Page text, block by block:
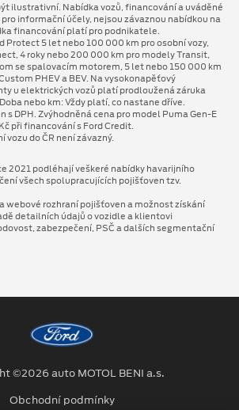
ilustrativní. Nabídka vozů, financování a uváděné
informační účely, nejsou závaznou nabídkou na
financování platí pro podnikatele.
Protect 5 let nebo 100 000 km pro osobní vozy,
4 roky nebo 200 000 km pro modely Transit,
se spalovacím motorem, 5 let nebo 150 000 km
PHEV a BEV. Na vysokonapěťový
u elektrických vozů platí prodloužená záruka
nebo km: Vždy platí, co nastane dříve.
s DPH. Zvýhodněná cena pro model Puma Gen⁠-⁠E
při financování s Ford Credit.
do ČR není závazný.
2021 podléhají veškeré nabídky havarijního
všech spolupracujících pojišťoven tzv.
webové rozhraní pojišťoven a možnost získání
detailních údajů o vozidle a klientovi
zabezpečení, PSČ a dalších segmentační
©2026 auto MOTOL BENI a.s.
Obchodní podmínky